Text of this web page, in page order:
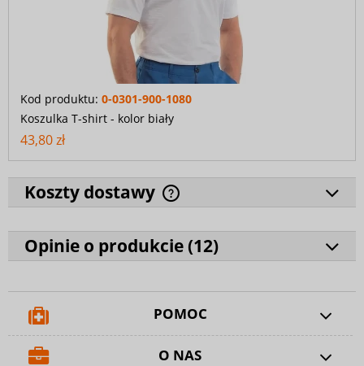
Kod produktu: 0-0301-900-1080
Koszulka T-shirt - kolor biały
43,80 zł
Koszty dostawy
Opinie o produkcie (12)
POMOC
O NAS